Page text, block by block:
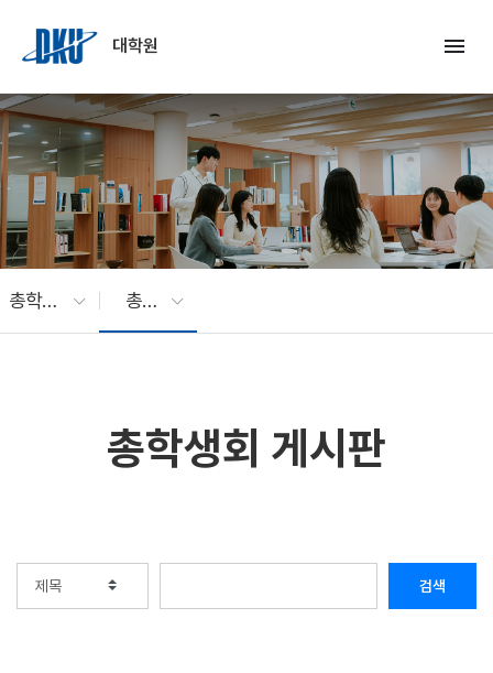
대학원
menu
총학생회 총학생회 게시판
총학생회 게시판
검색